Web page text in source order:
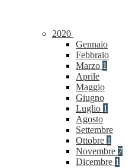
2020
Gennaio
Febbraio
Marzo 1
Aprile
Maggio
Giugno
Luglio 1
Agosto
Settembre
Ottobre 1
Novembre 7
Dicembre 1